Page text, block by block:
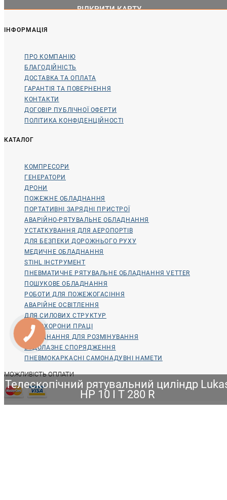
Телескопічний рятувальний циліндр
HP 10 I T 280 R
ВІДКРИТИ КАРТУ
ІНФОРМАЦІЯ
ПРО КОМПАНІЮ
БЛАГОДІЙНІСТЬ
ДОСТАВКА ТА ОПЛАТА
ГАРАНТІЯ ТА ПОВЕРНЕННЯ
КОНТАКТИ
ДОГОВІР ПУБЛІЧНОЇ ОФЕРТИ
ПОЛІТИКА КОНФІДЕНЦІЙНОСТІ
КАТАЛОГ
КОМПРЕСОРИ
ГЕНЕРАТОРИ
ДРОНИ
ПОЖЕЖНЕ ОБЛАДНАННЯ
ПОРТАТИВНІ ЗАРЯДНІ ПРИСТРОЇ
АВАРІЙНО-РЯТУВАЛЬНЕ ОБЛАДНАННЯ
УСТАТКУВАННЯ ДЛЯ АЕРОПОРТІВ
ДЛЯ БЕЗПЕКИ ДОРОЖНЬОГО РУХУ
МЕДИЧНЕ ОБЛАДНАННЯ
STIHL ІНСТРУМЕНТ
ПНЕВМАТИЧНЕ РЯТУВАЛЬНЕ ОБЛАДНАННЯ VETTER
ПОШУКОВЕ ОБЛАДНАННЯ
РОБОТИ ДЛЯ ПОЖЕЖОГАСІННЯ
АВАРІЙНЕ ОСВІТЛЕННЯ
ДЛЯ СИЛОВИХ СТРУКТУР
ДЛЯ ОХОРОНИ ПРАЦІ
ОБЛАДНАННЯ ДЛЯ РОЗМІНУВАННЯ
ВОДОЛАЗНЕ СПОРЯДЖЕННЯ
ПНЕВМОКАРКАСНІ САМОНАДУВНІ НАМЕТИ
МОЖЛИВІСТЬ ОПЛАТИ